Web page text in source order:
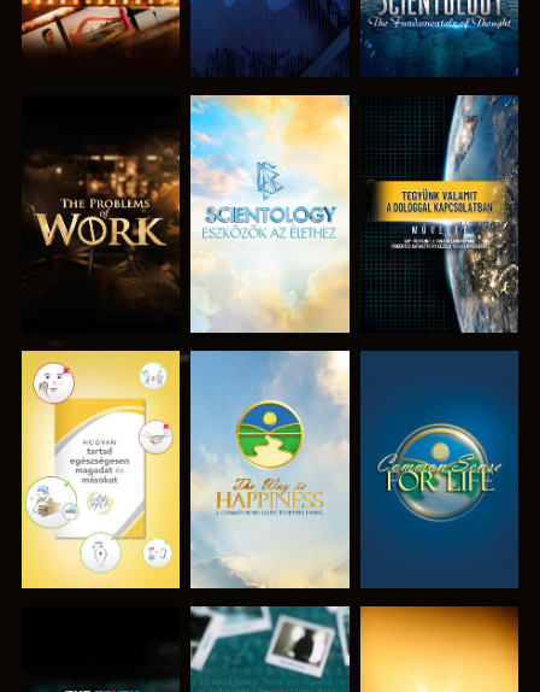
A SOROZAT
RÉSZEI
A SOROZAT
RÉSZEI
MŰSORNÉZÉS
MŰSORNÉZÉS MŰSORNÉZÉS MŰSORNÉZÉS
MŰSORNÉZÉS MŰSORNÉZÉS MŰSORNÉZÉS